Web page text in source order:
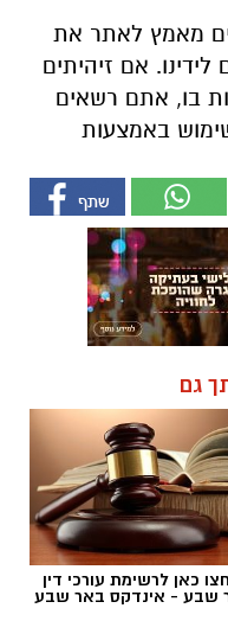
מאמץ לאתר את
לידינו. אם זיהיתים
בו, אתם רשאים
באמצעות
גם
כאן לרשימת עורכי דין
שבע - אינדקס באר שבע